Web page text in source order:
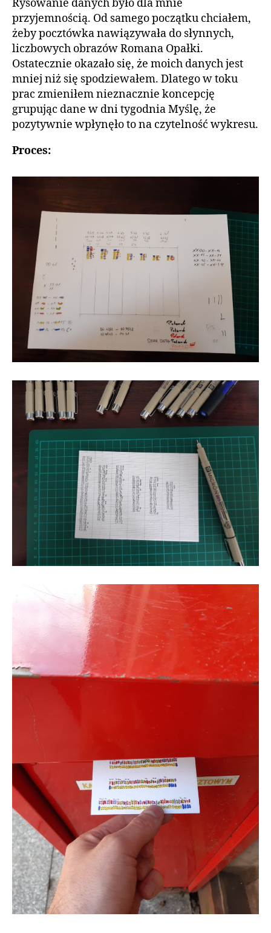
Rysowanie danych było dla mnie
przyjemnością. Od samego początku chciałem,
żeby pocztówka nawiązywała do słynnych,
liczbowych obrazów Romana Opałki.
Ostatecznie okazało się, że moich danych jest
mniej niż się spodziewałem. Dlatego w toku
prac zmieniłem nieznacznie koncepcję
grupując dane w dni tygodnia Myślę, że
pozytywnie wpłynęło to na czytelność wykresu.
Proces: